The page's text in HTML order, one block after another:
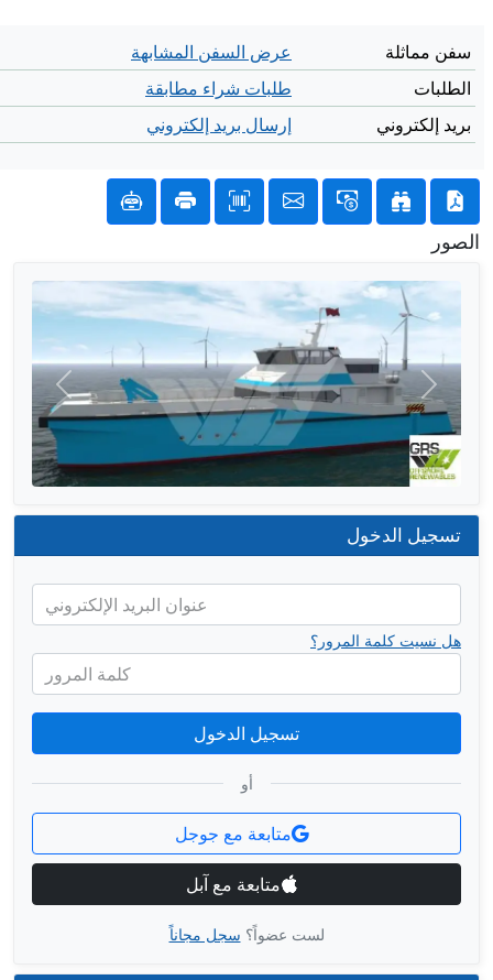
سفن مماثلة
عرض السفن المشابهة
الطلبات
طلبات شراء مطابقة
بريد إلكتروني
إرسال بريد إلكتروني
الصور
السابق التالي
تسجيل الدخول
عنوان البريد الإلكتروني
كلمة المرور
هل نسيت كلمة المرور؟
تسجيل الدخول
أو
متابعة مع جوجل
متابعة مع آبل
لست عضواً؟سجل مجاناً